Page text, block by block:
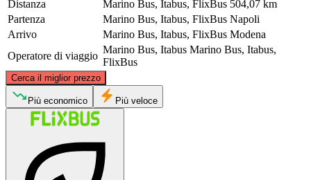
Distanza
Marino Bus, Itabus, FlixBus 504,07 km
Partenza
Marino Bus, Itabus, FlixBus Napoli
Arrivo
Marino Bus, Itabus, FlixBus Modena
Operatore di viaggio
Marino Bus, Itabus Marino Bus, Itabus,
FlixBus
Cerca il miglior prezzo
Modena
Più economico Più veloce